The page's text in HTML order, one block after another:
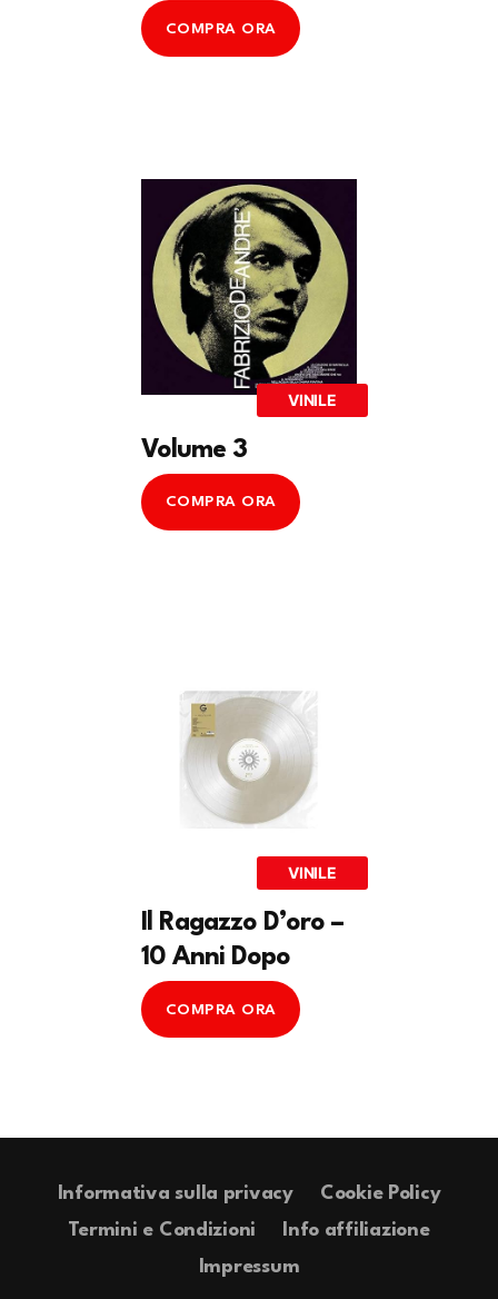
COMPRA ORA
VINILE
Volume 3
COMPRA ORA
VINILE
Il Ragazzo D’oro –
10 Anni Dopo
COMPRA ORA
Informativa sulla privacy
Cookie Policy
Termini e Condizioni
Info affiliazione
Impressum